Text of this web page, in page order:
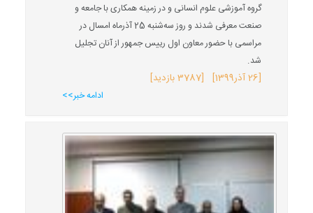
گروه‌ آموزشی علوم انسانی و در زمینه همکاری با جامعه و
صنعت معرفی شدند و روز سه‌شنبه 25 آذرماه امسال در
مراسمی با حضور معاون اول رییس جمهور از آنان تجلیل
شد.
[26 آذر 1399] [3787 بازدید]
ادامه خبر>>